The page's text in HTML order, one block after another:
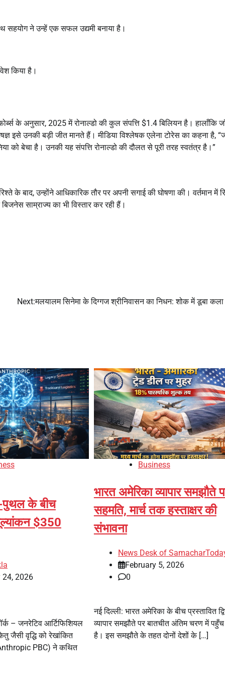
ने उन्हें एक सफल उद्यमी बनाया है।
किया है।
के अनुसार, 2025 में रोनाल्डो की कुल संपत्ति $1.4 बिलियन है। हालाँकि
इसे उनकी बड़ी जीत मानते हैं। मीडिया विश्लेषक एलेना टोरेस का कहना है,
को बेचा है। उनकी यह संपत्ति रोनाल्डो की दौलत से पूरी तरह स्वतंत्र है।”
बाद, उन्होंने आधिकारिक तौर पर अपनी सगाई की घोषणा की। वर्तमान में
साम्राज्य का भी विस्तार कर रही हैं।
Next:मलयालम सिनेमा के दिग्गज श्रीनिवासन का निधन: शोक में डूबा
पुथल के बीच
$350
24, 2026
– जनरेटिव आर्टिफिशियल
जैसी वृद्धि को रेखांकित
PBC) ने कथित
Business
भारत अमेरिका व्यापार समझौते
सहमति, मार्च तक हस्ताक्षर की
संभावना
News Desk of
February 5, 2026
0
नई दिल्ली: भारत अमेरिका के बीच प्रस्तावित
व्यापार समझौते पर बातचीत अंतिम चरण में
है। इस समझौते के तहत दोनों देशों के […]